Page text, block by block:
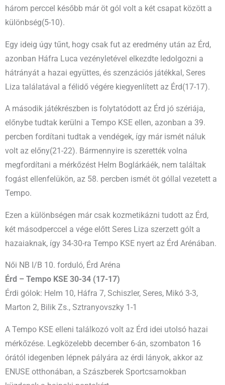
három perccel később már öt gól volt a két csapat között a
különbség(5-10).
Egy ideig úgy tűnt, hogy csak fut az eredmény után az Érd,
azonban Háfra Luca vezényletével elkezdte ledolgozni a
hátrányát a hazai együttes, és szenzációs játékkal, Seres
Liza találatával a félidő végére kiegyenlített az Érd(17-17).
A második játékrészben is folytatódott az Érd jó szériája,
előnybe tudtak kerülni a Tempo KSE ellen, azonban a 39.
percben fordítani tudtak a vendégek, így már ismét náluk
volt az előny(21-22). Bármennyire is szerették volna
megfordítani a mérkőzést Helm Boglárkáék, nem találtak
fogást ellenfelükön, az 58. percben ismét öt góllal vezetett a
Tempo.
Ezen a különbségen már csak kozmetikázni tudott az Érd,
két másodperccel a vége előtt Seres Liza szerzett gólt a
hazaiaknak, így 34-30-ra Tempo KSE nyert az Érd Arénában.
Női NB I/B 10. forduló, Érd Aréna
Érd – Tempo KSE 30-34 (17-17)
Érdi gólok: Helm 10, Háfra 7, Schiszler, Seres, Mikó 3-3,
Marton 2, Bilik Zs., Sztranyovszky 1-1
A Tempo KSE elleni találkozó volt az Érd idei utolsó hazai
mérkőzése. Legközelebb december 6-án, szombaton 16
órától idegenben lépnek pályára az érdi lányok, akkor az
ENUSE otthonában, a Szászberek Sportcsarnokban